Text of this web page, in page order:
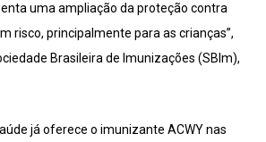
uma ampliação da proteção contra
risco, principalmente para as crianças”,
Brasileira de Imunizações (SBIm),
já oferece o imunizante ACWY nas